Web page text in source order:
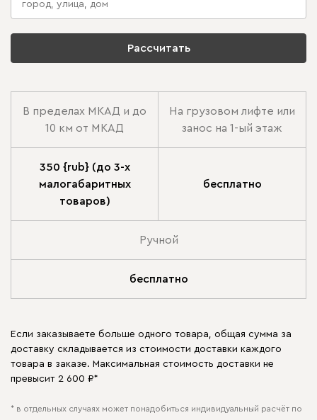
Рассчитать
В пределах МКАД и до
10 км от МКАД
На грузовом лифте или
занос на 1-ый этаж
350 {rub} (до 3-х
малогабаритных
товаров)
бесплатно
Ручной
бесплатно
Если заказываете больше одного товара, общая сумма за
доставку складывается из стоимости доставки каждого
товара в заказе. Максимальная стоимость доставки не
превысит 2 600 ₽*
* в отдельных случаях может понадобиться индивидуальный расчёт по